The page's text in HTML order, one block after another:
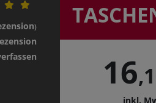
)
16
inkl.